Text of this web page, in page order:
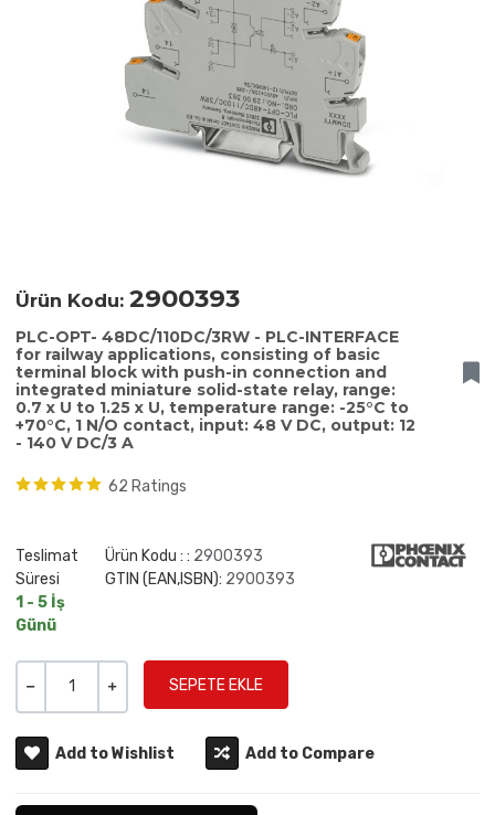
Ürün Kodu: 2900393
PLC-OPT- 48DC/110DC/3RW - PLC-INTERFACE
for railway applications, consisting of basic
terminal block with push-in connection and
integrated miniature solid-state relay, range:
0.7 x U to 1.25 x U, temperature range: -25°C to
+70°C, 1 N/O contact, input: 48 V DC, output: 12
- 140 V DC/3 A
62 Ratings
Teslimat
Süresi
1 - 5 İş
Günü
Ürün Kodu : : 2900393
GTIN (EAN,ISBN): 2900393
Add to Wishlist Add to Compare